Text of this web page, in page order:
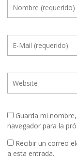
Guarda mi
navegador para la
Recibir un correo
a esta entrada.